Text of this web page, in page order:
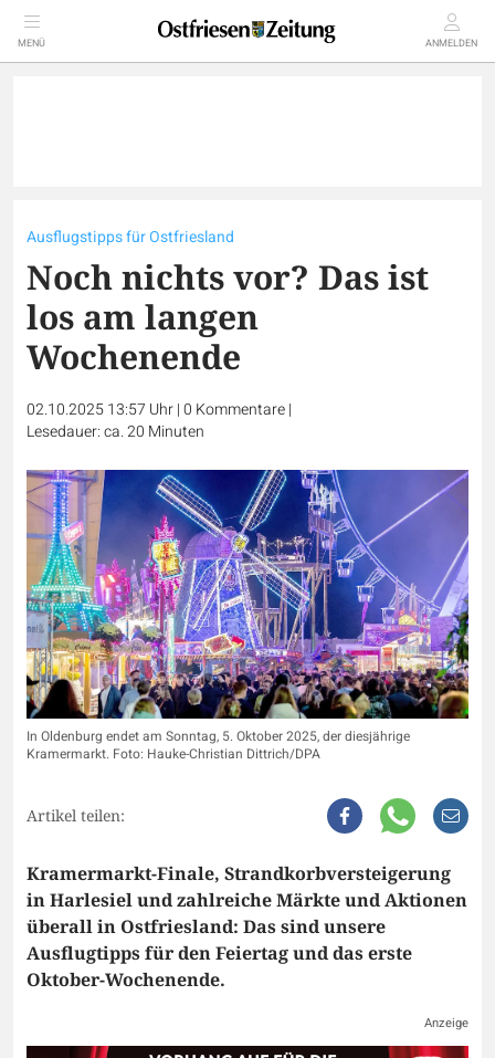
MENÜ ANMELDEN
Ausflugstipps für Ostfriesland
Noch nichts vor? Das ist
los am langen
Wochenende
02.10.2025 13:57 Uhr|0 Kommentare|
Lesedauer: ca. 20 Minuten
In Oldenburg endet am Sonntag, 5. Oktober 2025, der diesjährige
Kramermarkt. Foto: Hauke-Christian Dittrich/DPA
Artikel teilen:
Kramermarkt-Finale, Strandkorbversteigerung
in Harlesiel und zahlreiche Märkte und Aktionen
überall in Ostfriesland: Das sind unsere
Ausflugtipps für den Feiertag und das erste
Oktober-Wochenende.
Anzeige